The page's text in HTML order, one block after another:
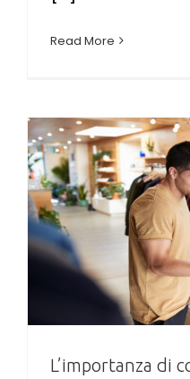
Read More
L’importanza di